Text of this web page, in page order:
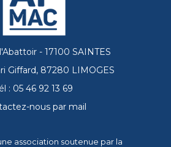
- 17100 SAINTES
Giffard, 87280 LIMOGES
: 05 46 92 13 69
nous par mail
association soutenue par la